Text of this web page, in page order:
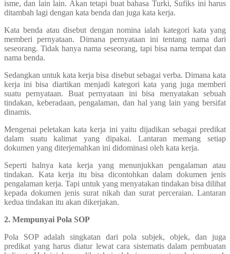
isme, dan lain lain. Akan tetapi buat bahasa Turki, Sufiks ini harus
ditambah lagi dengan kata benda dan juga kata kerja.
Kata benda atau disebut dengan nomina ialah kategori kata yang
memberi pernyataan. Dimana pernyataan ini tentang nama dari
seseorang. Tidak hanya nama seseorang, tapi bisa nama tempat dan
nama benda.
Sedangkan untuk kata kerja bisa disebut sebagai verba. Dimana kata
kerja ini bisa diartikan menjadi kategori kata yang juga memberi
suatu pernyataan. Buat pernyataan ini bisa menyatakan sebuah
tindakan, keberadaan, pengalaman, dan hal yang lain yang bersifat
dinamis.
Mengenai peletakan kata kerja ini yaitu dijadikan sebagai predikat
dalam suatu kalimat yang dipakai. Lantaran memang setiap
dokumen yang diterjemahkan ini didominasi oleh kata kerja.
Seperti halnya kata kerja yang menunjukkan pengalaman atau
tindakan. Kata kerja itu bisa dicontohkan dalam dokumen jenis
pengalaman kerja. Tapi untuk yang menyatakan tindakan bisa dilihat
kepada dokumen jenis surat nikah dan surat perceraian. Lantaran
kedua tindakan itu akan dikerjakan.
2. Mempunyai Pola SOP
Pola SOP adalah singkatan dari pola subjek, objek, dan juga
predikat yang harus diatur lewat cara sistematis dalam pembuatan